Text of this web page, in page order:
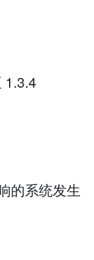
1.3.4
的系统发生